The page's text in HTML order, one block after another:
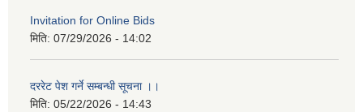
Invitation for Online Bids
मिति: 07/29/2026 - 14:02
दररेट पेश गर्ने सम्बन्धी सूचना ।।
मिति: 05/22/2026 - 14:43